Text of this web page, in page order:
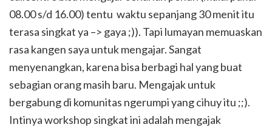
08.00 s/d 16.00) tentu waktu sepanjang 30 menit itu
terasa singkat ya –> gaya ;)). Tapi lumayan memuaskan
rasa kangen saya untuk mengajar. Sangat
menyenangkan, karena bisa berbagi hal yang buat
sebagian orang masih baru. Mengajak untuk
bergabung di komunitas ngerumpi yang cihuy itu ;;).
Intinya workshop singkat ini adalah mengajak